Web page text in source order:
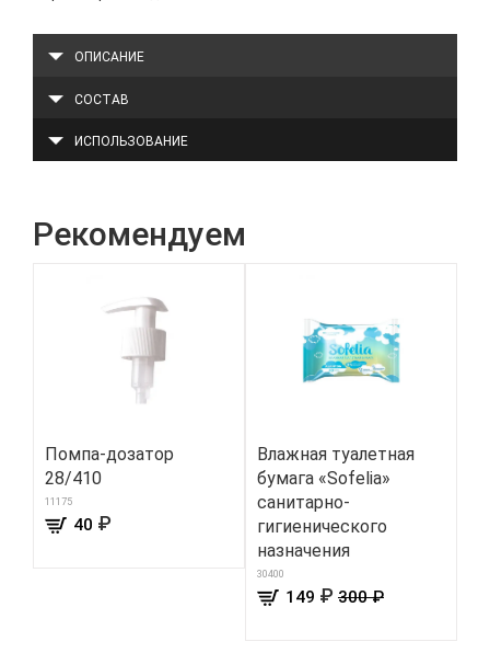
ОПИСАНИЕ
СОСТАВ
ИСПОЛЬЗОВАНИЕ
Рекомендуем
Помпа-дозатор
28/410
11175
40 ₽
Влажная туалетная
бумага «Sofelia»
санитарно-
гигиенического
назначения
30400
149 ₽ 300 ₽